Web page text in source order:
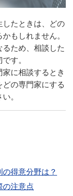
したときは、どの
もしれません。
ため、相談した
す。
に相談するとき
の専門家にする
。
得意分野は？
の注意点